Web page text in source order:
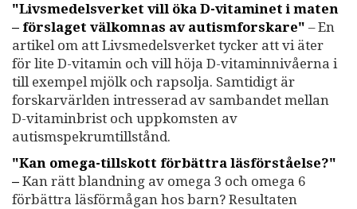
"Livsmedelsverket vill öka D-vitaminet i maten
– förslaget välkomnas av autismforskare" – En
artikel om att Livsmedelsverket tycker att vi äter
för lite D-vitamin och vill höja D-vitaminnivåerna i
till exempel mjölk och rapsolja. Samtidigt är
forskarvärlden intresserad av sambandet mellan
D-vitaminbrist och uppkomsten av
autismspekrumtillstånd.
"Kan omega-tillskott förbättra läsförståelse?"
– Kan rätt blandning av omega 3 och omega 6
förbättra läsförmågan hos barn? Resultaten